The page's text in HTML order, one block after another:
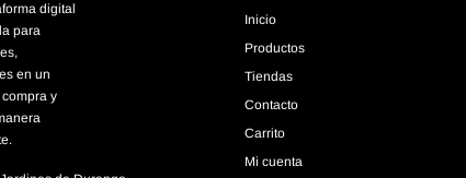
digital
para
en un
y
Inicio
Productos
Tiendas
Contacto
Carrito
Mi cuenta